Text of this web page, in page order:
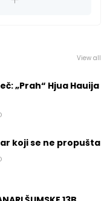
View all
„Prah“ Hjua Hauija
koji se ne propušta